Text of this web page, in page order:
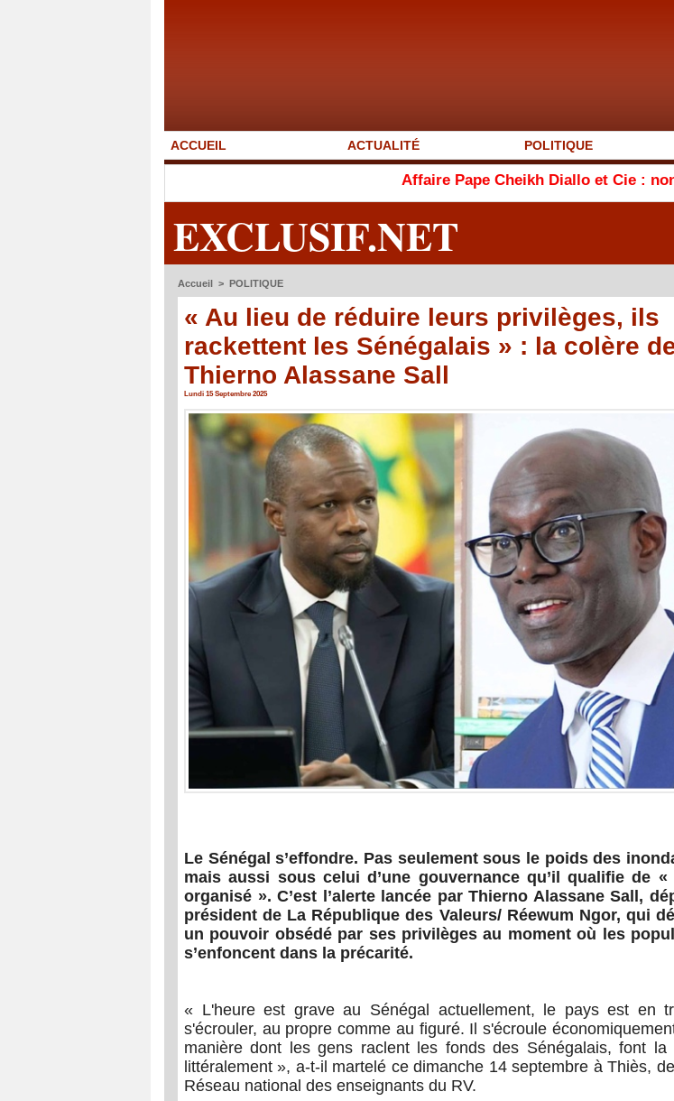
ACCUEIL ACTUALITÉ POLITIQUE
Affaire Pape Cheikh Diallo et Cie : non-lieu pour
EXCLUSIF.NET
Accueil > POLITIQUE
« Au lieu de réduire leurs privilèges, ils
rackettent les Sénégalais » : la colère
Thierno Alassane Sall
Lundi 15 Septembre 2025
Le Sénégal s’effondre. Pas seulement sous le poids des
mais aussi sous celui d’une gouvernance qu’il qualifie de «
organisé ». C’est l’alerte lancée par Thierno Alassane Sall,
président de La République des Valeurs/ Réewum Ngor, qui
un pouvoir obsédé par ses privilèges au moment où les
s’enfoncent dans la précarité.
« L'heure est grave au Sénégal actuellement, le pays est en
s'écrouler, au propre comme au figuré. Il s'écroule
manière dont les gens raclent les fonds des Sénégalais, font la
littéralement », a-t-il martelé ce dimanche 14 septembre à Thiès,
Réseau national des enseignants du RV.